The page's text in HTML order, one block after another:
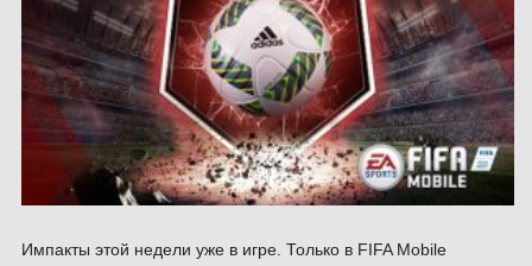
Импакты этой недели уже в игре. Только в FIFA Mobile